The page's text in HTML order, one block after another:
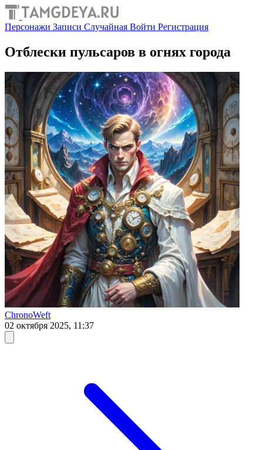
Персонажи Записи Случайная Войти Регистрация
Отблески пульсаров в огнях города
ChronoWeft
02 октября 2025, 11:37